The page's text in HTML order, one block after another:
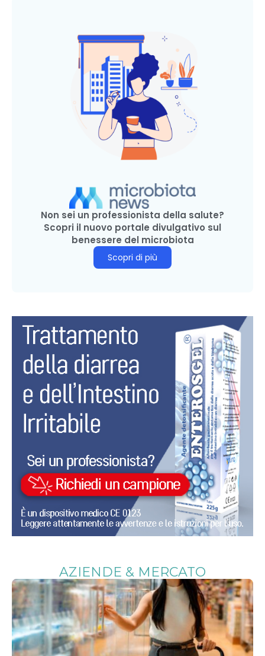
Non sei un professionista della salute?
Scopri il nuovo portale divulgativo sul
benessere del microbiota
Scopri di più
AZIENDE & MERCATO